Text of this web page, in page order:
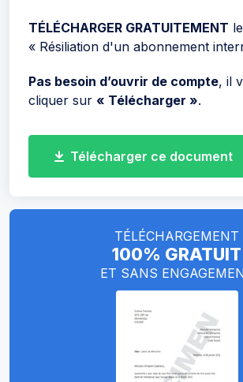
TÉLÉCHARGEMENT
100% GRATUIT
ET SANS
TÉLÉCHARGER GRATUITEMENT
« Résiliation d'un abonnement
Pas besoin d’ouvrir de compte, il
cliquer sur « Télécharger ».
Télécharger ce document